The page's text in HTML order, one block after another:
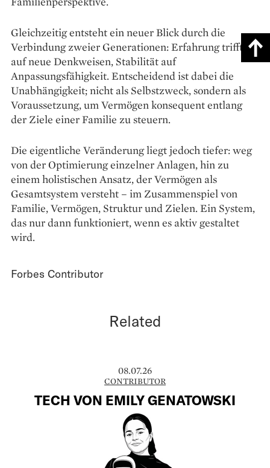
Gleichzeitig entsteht ein neuer Blick durch die
Verbindung zweier Generationen: Erfahrung trifft
auf neue Denkweisen, Stabilität auf
Anpassungsfähigkeit. Entscheidend ist dabei die
Unabhängigkeit; nicht als Selbstzweck, sondern als
Voraussetzung, um Vermögen konsequent entlang
der Ziele einer Familie zu steuern.
Die eigentliche Veränderung liegt jedoch tiefer: weg
von der Optimierung einzelner Anlagen, hin zu
einem holistischen Ansatz, der Vermögen als
Gesamtsystem versteht – im Zusammenspiel von
Familie, Vermögen, Struktur und Zielen. Ein System,
das nur dann funk­tioniert, wenn es aktiv gestaltet
wird.
Forbes Contributor
Related
08.07.26
CONTRIBUTOR
TECH VON EMILY GENATOWSKI